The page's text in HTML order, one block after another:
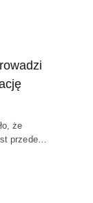
że
przede…